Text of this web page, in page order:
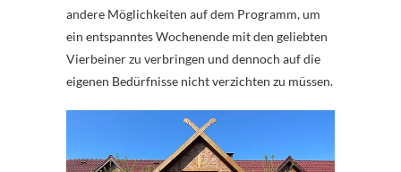
andere Möglichkeiten auf dem Programm, um
ein entspanntes Wochenende mit den geliebten
Vierbeiner zu verbringen und dennoch auf die
eigenen Bedürfnisse nicht verzichten zu müssen.